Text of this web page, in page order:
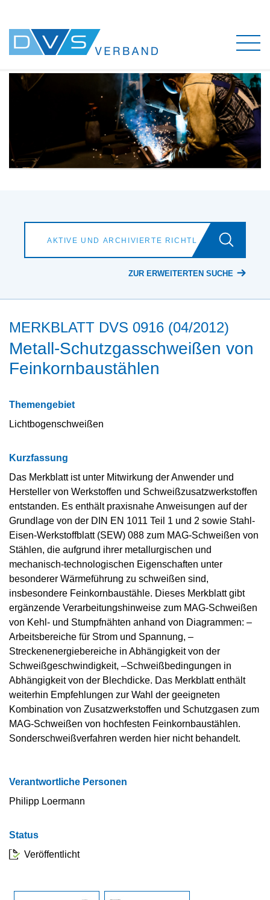
ZUR ERWEITERTEN SUCHE
MERKBLATT DVS 0916 (04/2012)
Metall-Schutzgasschweißen von
Feinkornbaustählen
Themengebiet
Lichtbogenschweißen
Kurzfassung
Das Merkblatt ist unter Mitwirkung der Anwender und
Hersteller von Werkstoffen und Schweißzusatzwerkstoffen
entstanden. Es enthält praxisnahe Anweisungen auf der
Grundlage von der DIN EN 1011 Teil 1 und 2 sowie Stahl-
Eisen-Werkstoffblatt (SEW) 088 zum MAG-Schweißen von
Stählen, die aufgrund ihrer metallurgischen und
mechanisch-technologischen Eigenschaften unter
besonderer Wärmeführung zu schweißen sind,
insbesondere Feinkornbaustähle. Dieses Merkblatt gibt
ergänzende Verarbeitungshinweise zum MAG-Schweißen
von Kehl- und Stumpfnähten anhand von Diagrammen: –
Arbeitsbereiche für Strom und Spannung, –
Streckenenergiebereiche in Abhängigkeit von der
Schweißgeschwindigkeit, –Schweißbedingungen in
Abhängigkeit von der Blechdicke. Das Merkblatt enthält
weiterhin Empfehlungen zur Wahl der geeigneten
Kombination von Zusatzwerkstoffen und Schutzgasen zum
MAG-Schweißen von hochfesten Feinkornbaustählen.
Sonderschweißverfahren werden hier nicht behandelt.
Verantwortliche Personen
Philipp Loermann
Status
Veröffentlicht